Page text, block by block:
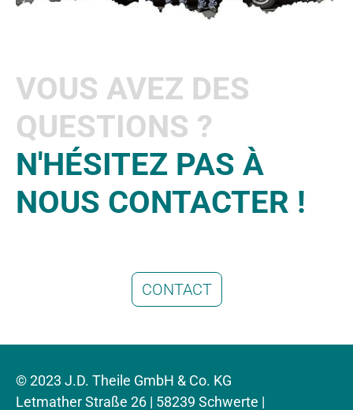
VOUS AVEZ DES
QUESTIONS ?
N'HÉSITEZ PAS À
NOUS CONTACTER !
CONTACT
© 2023 J.D. Theile GmbH & Co. KG
Letmather Straße 26 | 58239 Schwerte |